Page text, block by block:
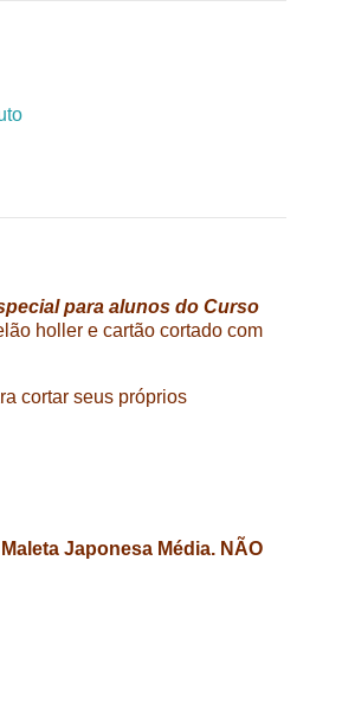
para alunos do Curso
holler e cartão cortado com
cortar seus próprios
Japonesa Média. NÃO